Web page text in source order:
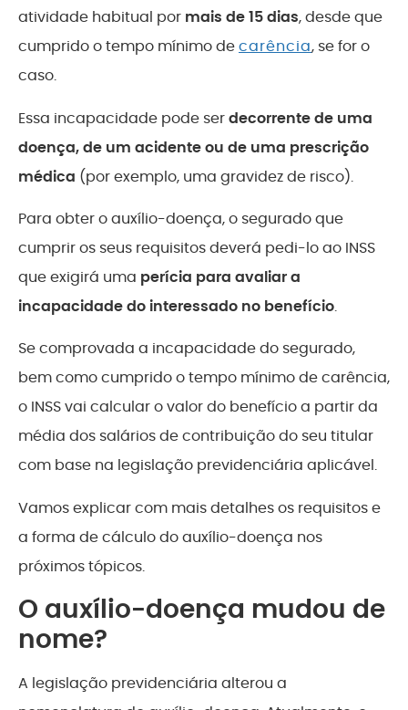
atividade habitual por mais de 15 dias, desde que
cumprido o tempo mínimo decarência, se for o
caso.
Essa incapacidade pode serdecorrente de uma
doença, de um acidente ou de uma prescrição
médica (por exemplo, uma gravidez de risco).
Para obter o auxílio-doença, o segurado que
cumprir os seus requisitos deverá pedi-lo ao INSS
que exigirá uma perícia para avaliar a
incapacidade do interessado no benefício.
Se comprovada a incapacidade do segurado,
bem como cumprido o tempo mínimo de carência,
o INSS vai calcular o valor do benefício a partir da
média dos salários de contribuição do seu titular
com base na legislação previdenciária aplicável.
Vamos explicar com mais detalhes os requisitos e
a forma de cálculo do auxílio-doença nos
próximos tópicos.
O auxílio-doença mudou de
nome?
A legislação previdenciária alterou a